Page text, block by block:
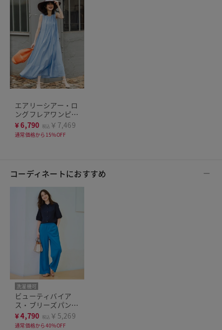
エアリーシアー・ロ
ングフレアワンピー
ス
¥6,790 税込 ￥7,469
通常価格から15%OFF
コーディネートにおすすめ
洗濯機可
ビューティバイア
ス・ブリーズパンツ
／70㎝
¥4,790 税込 ￥5,269
通常価格から40%OFF